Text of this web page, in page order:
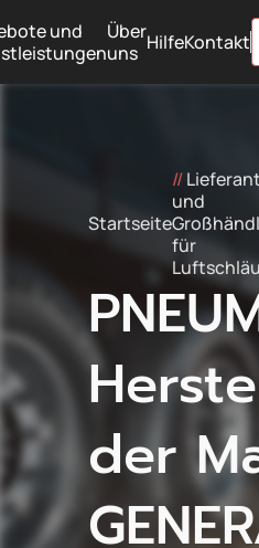
und
Über
uns HilfeKontakt
Startseite
//Lieferant
und
für
der